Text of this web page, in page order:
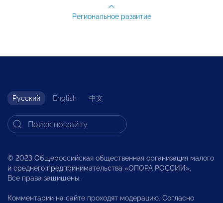
Региональное развитие
Русский English 中文
© 2023 Общероссийская общественная организация малого
и среднего предпринимательства «ОПОРА РОССИИ».
Все права защищены.
Комментарии на сайте проходят модерацию. Согласно